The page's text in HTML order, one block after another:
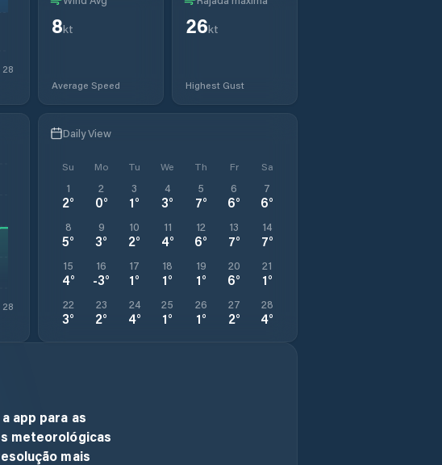
28
8kt
Average Speed
26kt
Highest Gust
28
Daily View
Su Mo Tu We Th Fr Sa
1
2°
2
0°
3
1°
4
3°
5
7°
6
6°
7
6°
8
5°
9
3°
10
2°
11
4°
12
6°
13
7°
14
7°
15
4°
16
-3°
17
1°
18
1°
19
1°
20
6°
21
1°
22
3°
23
2°
24
4°
25
1°
26
1°
27
2°
28
4°
app para as
meteorológicas
mais